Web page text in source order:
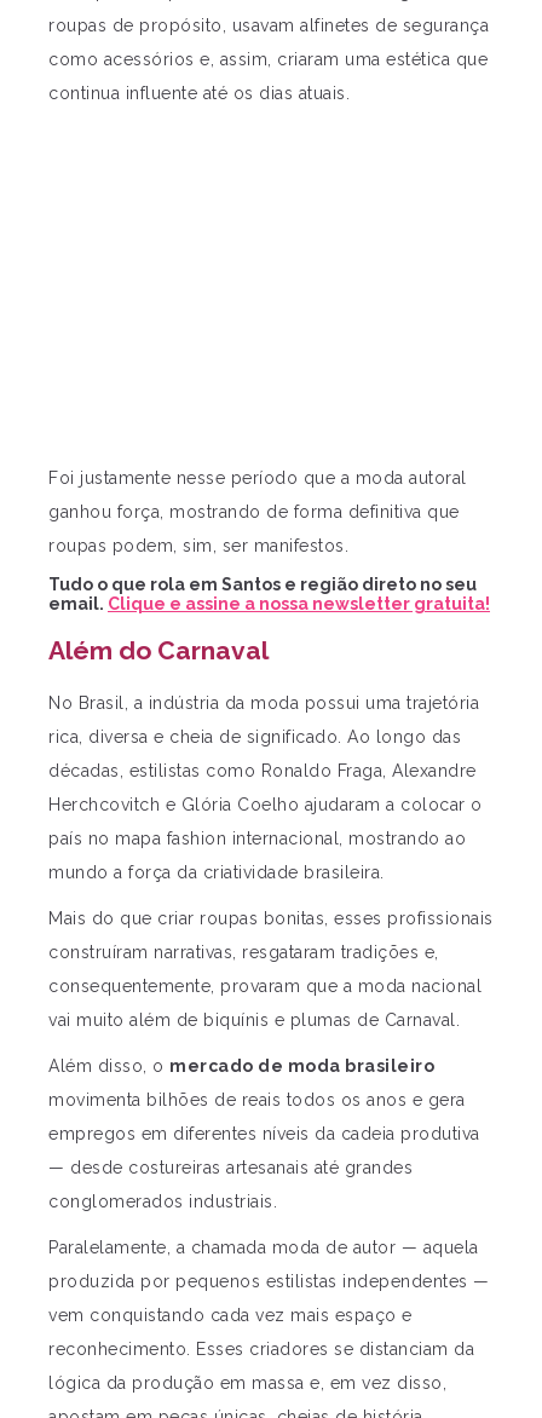
roupas de propósito, usavam alfinetes de segurança
como acessórios e, assim, criaram uma estética que
continua influente até os dias atuais.
Foi justamente nesse período que a moda autoral
ganhou força, mostrando de forma definitiva que
roupas podem, sim, ser manifestos.
Tudo o que rola em Santos e região direto no seu
email. Clique e assine a nossa newsletter gratuita!
Além do Carnaval
No Brasil, a indústria da moda possui uma trajetória
rica, diversa e cheia de significado. Ao longo das
décadas, estilistas como Ronaldo Fraga, Alexandre
Herchcovitch e Glória Coelho ajudaram a colocar o
país no mapa fashion internacional, mostrando ao
mundo a força da criatividade brasileira.
Mais do que criar roupas bonitas, esses profissionais
construíram narrativas, resgataram tradições e,
consequentemente, provaram que a moda nacional
vai muito além de biquínis e plumas de Carnaval.
Além disso, o mercado de moda brasileiro
movimenta bilhões de reais todos os anos e gera
empregos em diferentes níveis da cadeia produtiva
— desde costureiras artesanais até grandes
conglomerados industriais.
Paralelamente, a chamada moda de autor — aquela
produzida por pequenos estilistas independentes —
vem conquistando cada vez mais espaço e
reconhecimento. Esses criadores se distanciam da
lógica da produção em massa e, em vez disso,